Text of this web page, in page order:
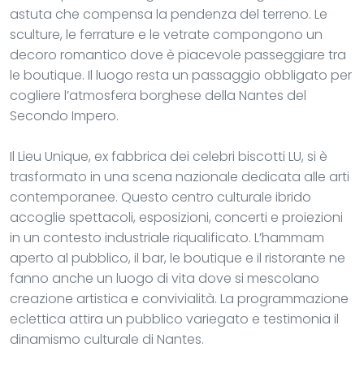
astuta che compensa la pendenza del terreno. Le
sculture, le ferrature e le vetrate compongono un
decoro romantico dove è piacevole passeggiare tra
le boutique. Il luogo resta un passaggio obbligato per
cogliere l’atmosfera borghese della Nantes del
Secondo Impero.
Il Lieu Unique, ex fabbrica dei celebri biscotti LU, si è
trasformato in una scena nazionale dedicata alle arti
contemporanee. Questo centro culturale ibrido
accoglie spettacoli, esposizioni, concerti e proiezioni
in un contesto industriale riqualificato. L’hammam
aperto al pubblico, il bar, le boutique e il ristorante ne
fanno anche un luogo di vita dove si mescolano
creazione artistica e convivialità. La programmazione
eclettica attira un pubblico variegato e testimonia il
dinamismo culturale di Nantes.